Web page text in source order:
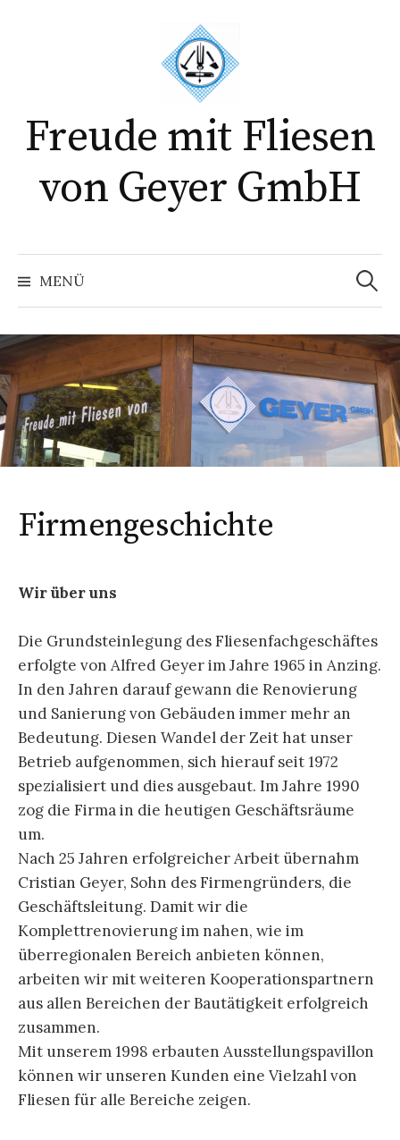
Freude mit Fliesen
von Geyer GmbH
MENÜ
Suchen
nach:
Firmengeschichte
Wir über uns
Die Grundsteinlegung des Fliesenfachgeschäftes
erfolgte von Alfred Geyer im Jahre 1965 in Anzing.
In den Jahren darauf gewann die Renovierung
und Sanierung von Gebäuden immer mehr an
Bedeutung. Diesen Wandel der Zeit hat unser
Betrieb aufgenommen, sich hierauf seit 1972
spezialisiert und dies ausgebaut. Im Jahre 1990
zog die Firma in die heutigen Geschäftsräume
um.
Nach 25 Jahren erfolgreicher Arbeit übernahm
Cristian Geyer, Sohn des Firmengründers, die
Geschäftsleitung. Damit wir die
Komplettrenovierung im nahen, wie im
überregionalen Bereich anbieten können,
arbeiten wir mit weiteren Kooperationspartnern
aus allen Bereichen der Bautätigkeit erfolgreich
zusammen.
Mit unserem 1998 erbauten Ausstellungspavillon
können wir unseren Kunden eine Vielzahl von
Fliesen für alle Bereiche zeigen.